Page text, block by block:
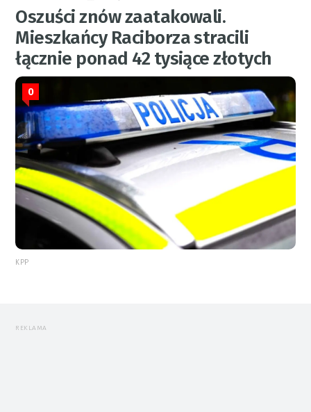
Oszuści znów zaatakowali.
Mieszkańcy Raciborza stracili
łącznie ponad 42 tysiące złotych
0
KPP
REKLAMA